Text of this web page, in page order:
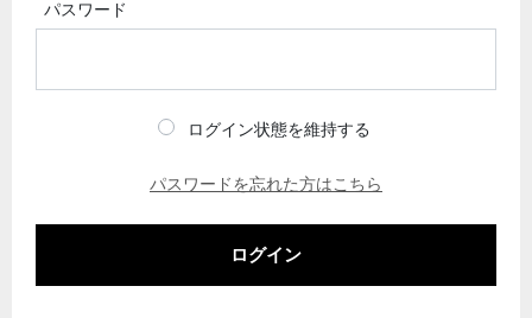
パスワード
ログイン状態を維持する
パスワードを忘れた方はこちら
ログイン